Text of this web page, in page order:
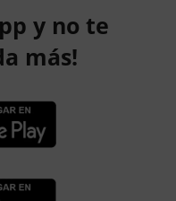
y no te
más!